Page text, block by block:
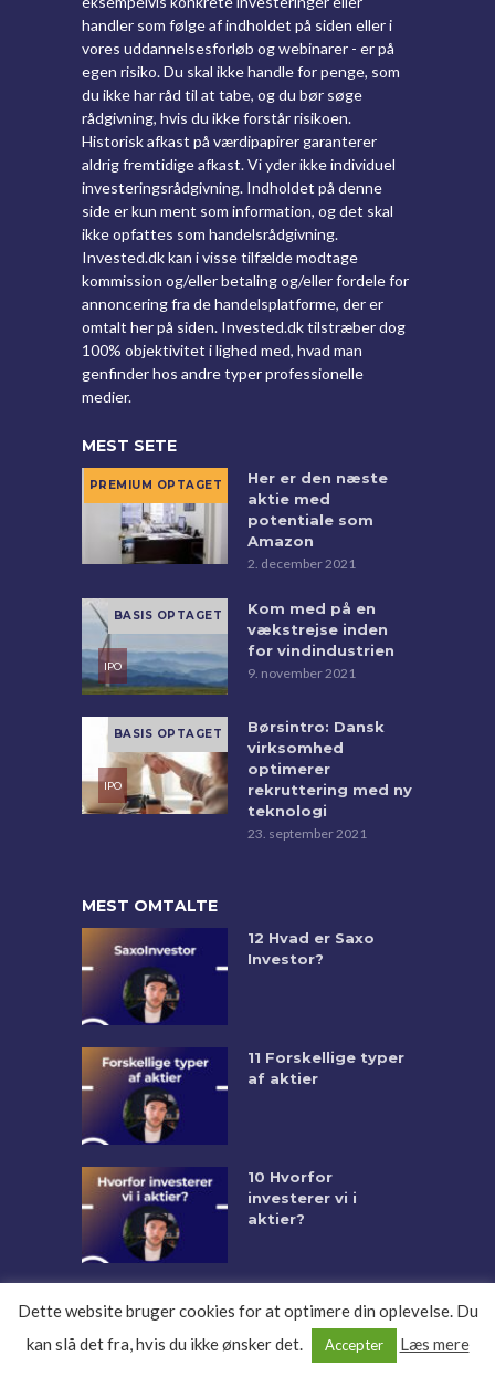
handler som følge af indholdet på siden eller i
vores uddannelsesforløb og webinarer - er på
egen risiko. Du skal ikke handle for penge, som
du ikke har råd til at tabe, og du bør søge
rådgivning, hvis du ikke forstår risikoen.
Historisk afkast på værdipapirer garanterer
aldrig fremtidige afkast. Vi yder ikke individuel
investeringsrådgivning. Indholdet på denne
side er kun ment som information, og det skal
ikke opfattes som handelsrådgivning.
Invested.dk kan i visse tilfælde modtage
kommission og/eller betaling og/eller fordele for
annoncering fra de handelsplatforme, der er
omtalt her på siden. Invested.dk tilstræber dog
100% objektivitet i lighed med, hvad man
genfinder hos andre typer professionelle
medier.
MEST SETE
Her er den næste
aktie med
potentiale som
Amazon
2. december 2021
Kom med på en
vækstrejse inden
for vindindustrien
9. november 2021
Børsintro: Dansk
virksomhed
optimerer
rekruttering med ny
teknologi
23. september 2021
MEST OMTALTE
12 Hvad er Saxo
Investor?
11 Forskellige typer
af aktier
10 Hvorfor
investerer vi i
aktier?
COPYRIGHT © 2026. CREATED BY INVESTED.DK
Dette website bruger cookies for at optimere din oplevelse. Du
kan slå det fra, hvis du ikke ønsker det.
Accepter Læs mere